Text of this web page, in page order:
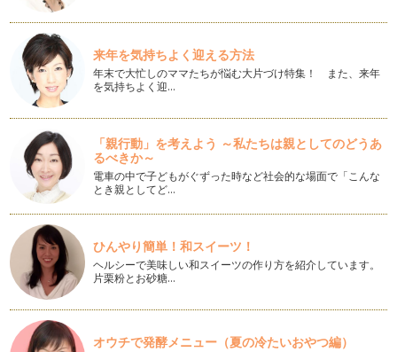
ゆるキャラからみた子どもたち
こんにちは。気候がよくなり、野外イベントも多くなるこのご
ろですが、みなさんはいかがお過ごし…
感動の卒業式・入学式
みなさんこんにちは。新年度になりましたね。お子さんがご入
園、ご入学の方は本当におめでとうご…
「パンの街つくば」～子育てママが行きたいパン屋さん～
筑波研究学園都市は、大学や研究所で働く外国人が多くお仕事
で海外に住んでいらした方も多いので…
モンゴルの健康ジュース、チャチャルのお店「MON」
最近、つくば市にモンゴル国のアンテナショップMONができ
て、ファンが急増中です。モンゴル国…
バレンタインデーに化石チョコレートor手作りたこやきチョコ
レート？
みなさまこんにちは。今年もよろしくお願いいたします。 も
うす…
来年を気持ちよく迎える方法
年末で大忙しのママたちが悩む大片づけ特集！ また、来年
を気持ちよく迎…
「親行動」を考えよう ～私たちは親としてのどうあ
るべきか～
電車の中で子どもがぐずった時など社会的な場面で「こんな
とき親としてど…
ひんやり簡単！和スイーツ！
ヘルシーで美味しい和スイーツの作り方を紹介しています。
片栗粉とお砂糖…
オウチで発酵メニュー（夏の冷たいおやつ編）